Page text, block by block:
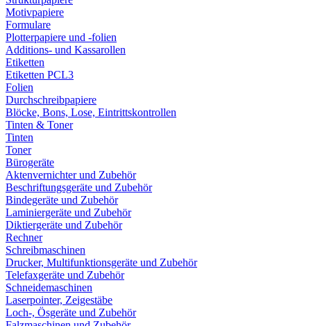
Motivpapiere
Formulare
Plotterpapiere und -folien
Additions- und Kassarollen
Etiketten
Etiketten PCL3
Folien
Durchschreibpapiere
Blöcke, Bons, Lose, Eintrittskontrollen
Tinten & Toner
Tinten
Toner
Bürogeräte
Aktenvernichter und Zubehör
Beschriftungsgeräte und Zubehör
Bindegeräte und Zubehör
Laminiergeräte und Zubehör
Diktiergeräte und Zubehör
Rechner
Schreibmaschinen
Drucker, Multifunktionsgeräte und Zubehör
Telefaxgeräte und Zubehör
Schneidemaschinen
Laserpointer, Zeigestäbe
Loch-, Ösgeräte und Zubehör